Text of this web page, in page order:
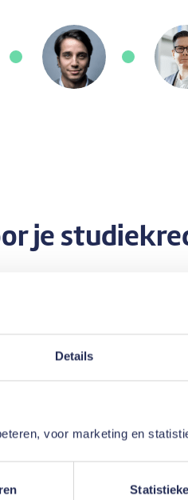
Details
voor marketing en
je
steun krijgen om je
maandelijkse aflossingen. De